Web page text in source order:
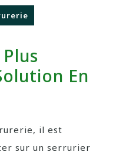
En
il est
sur un serrurier